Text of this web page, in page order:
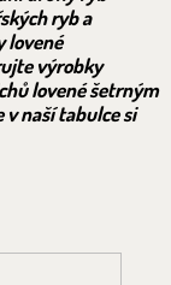
ryb a
lovené
výrobky
lovené šetrným
naší tabulce si